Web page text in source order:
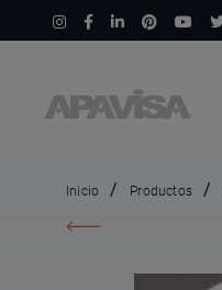
Inicio Productos